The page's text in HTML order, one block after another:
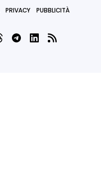
PRIVACY PUBBLICITÀ